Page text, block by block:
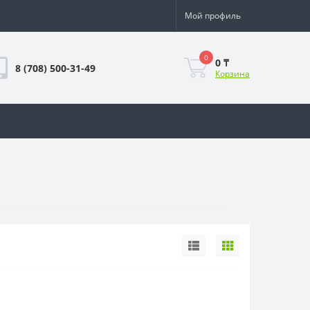
Мой профиль
8 (708) 500-31-49
0 0 ₸
Корзина